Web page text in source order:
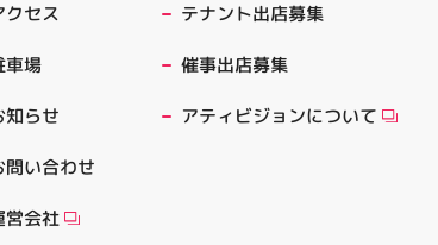
クセス
車場
知らせ
問い合わせ
営会社
テナント出店募集
催事出店募集
アティビジョンについて